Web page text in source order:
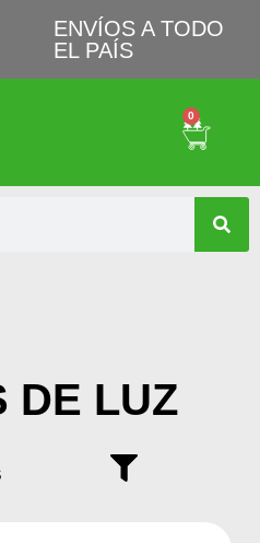
ENVÍOS A TODO
EL PAÍS
0
DE LUZ